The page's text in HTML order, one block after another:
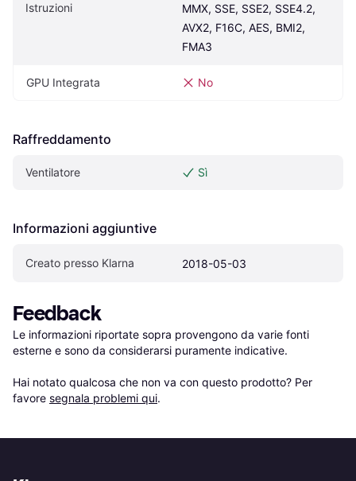
Istruzioni
MMX, SSE, SSE2, SSE4.2,
AVX2, F16C, AES, BMI2,
FMA3
GPU Integrata No
Raffreddamento
Ventilatore Sì
Informazioni aggiuntive
Creato presso Klarna 2018-05-03
Feedback
Le informazioni riportate sopra provengono da varie fonti
esterne e sono da considerarsi puramente indicative.
Hai notato qualcosa che non va con questo prodotto? Per
favore segnala problemi qui.